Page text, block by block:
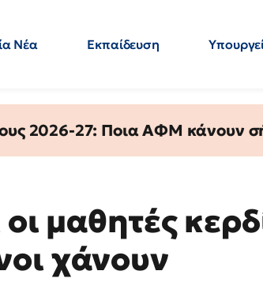
Νέα Εκπαίδευση
2026-27: Ποια ΑΦΜ κάνουν
μαθητές
χάνουν